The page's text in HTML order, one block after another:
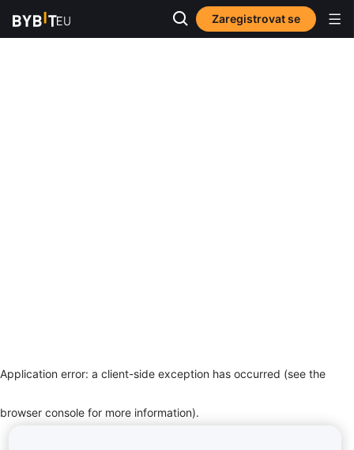
Zaregistrovat se
Application error: a client-side exception has occurred (see the
browser console for more information).